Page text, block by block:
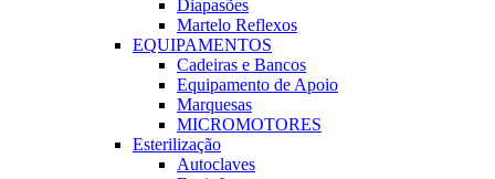
Diapasões
Martelo Reflexos
EQUIPAMENTOS
Cadeiras e Bancos
Equipamento de Apoio
Marquesas
MICROMOTORES
Esterilização
Autoclaves